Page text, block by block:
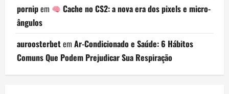
pornipem
Cache no CS2: a nova era dos pixels e micro-
ângulos
auroosterbetem Ar-Condicionado e Saúde: 6 Hábitos
Comuns Que Podem Prejudicar Sua Respiração